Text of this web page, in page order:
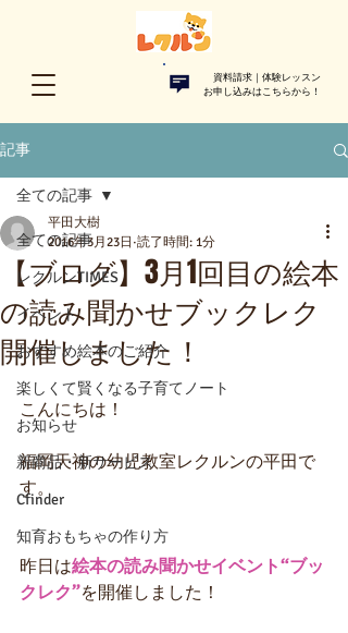
資料請求｜体験レッスン
お申し込みはこちらから！​
記事
全ての記事
レクルンTIMES
イベント
おすすめ絵本のご紹介
楽しくて賢くなる子育てノート
お知らせ
新商品・新サービス
Cfinder
知育おもちゃの作り方
全ての記事
【ブログ】3月1回目の絵本
の読み聞かせブックレク
開催しました！
平田大樹
2016年3月23日 読了時間: 1分
こんにちは！
福岡天神の幼児教室レクルンの平田で
す。
昨日は絵本の読み聞かせイベント“ブッ
クレク”を開催しました！